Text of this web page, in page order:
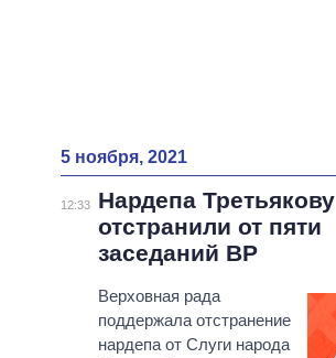
5 ноября, 2021
12:33
Нардепа Третьякову
отстранили от пяти
заседаний ВР
Верховная рада
поддержала отстранение
нардепа от Слуги народа